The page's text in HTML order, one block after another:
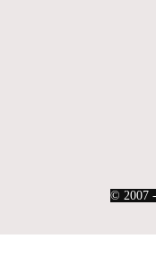
© 2007